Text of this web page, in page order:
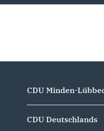
CDU Minden-
CDU Deutschlands